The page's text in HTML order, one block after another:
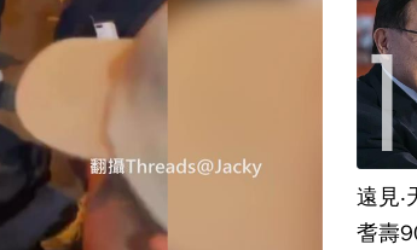
遠見‧
耆壽